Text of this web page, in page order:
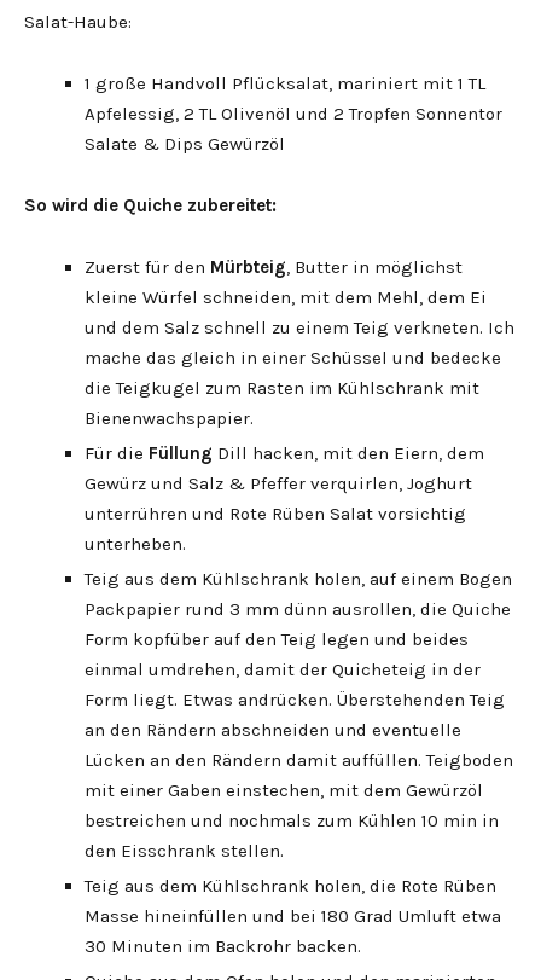
Salat-Haube:
1 große Handvoll Pflücksalat, mariniert mit 1 TL
Apfelessig, 2 TL Olivenöl und 2 Tropfen Sonnentor
Salate & Dips Gewürzöl
So wird die Quiche zubereitet:
Zuerst für den Mürbteig, Butter in möglichst
kleine Würfel schneiden, mit dem Mehl, dem Ei
und dem Salz schnell zu einem Teig verkneten. Ich
mache das gleich in einer Schüssel und bedecke
die Teigkugel zum Rasten im Kühlschrank mit
Bienenwachspapier.
Für die Füllung Dill hacken, mit den Eiern, dem
Gewürz und Salz & Pfeffer verquirlen, Joghurt
unterrühren und Rote Rüben Salat vorsichtig
unterheben.
Teig aus dem Kühlschrank holen, auf einem Bogen
Packpapier rund 3 mm dünn ausrollen, die Quiche
Form kopfüber auf den Teig legen und beides
einmal umdrehen, damit der Quicheteig in der
Form liegt. Etwas andrücken. Überstehenden Teig
an den Rändern abschneiden und eventuelle
Lücken an den Rändern damit auffüllen. Teigboden
mit einer Gaben einstechen, mit dem Gewürzöl
bestreichen und nochmals zum Kühlen 10 min in
den Eisschrank stellen.
Teig aus dem Kühlschrank holen, die Rote Rüben
Masse hineinfüllen und bei 180 Grad Umluft etwa
30 Minuten im Backrohr backen.